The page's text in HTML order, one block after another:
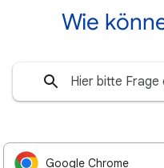
Wie
Google Chrome